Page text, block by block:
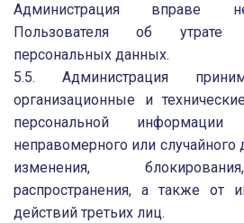
Администрация вправе
Пользователя об утрате
персональных данных.
5.5. Администрация
организационные и
персональной
неправомерного или случайного
изменения,
распространения, а также от
действий третьих лиц.